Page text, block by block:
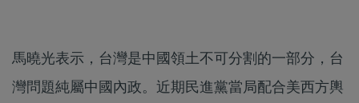
馬曉光表示，台灣是中國領土不可分割的一部分，台
灣問題純屬中國內政。近期民進黨當局配合美西方輿